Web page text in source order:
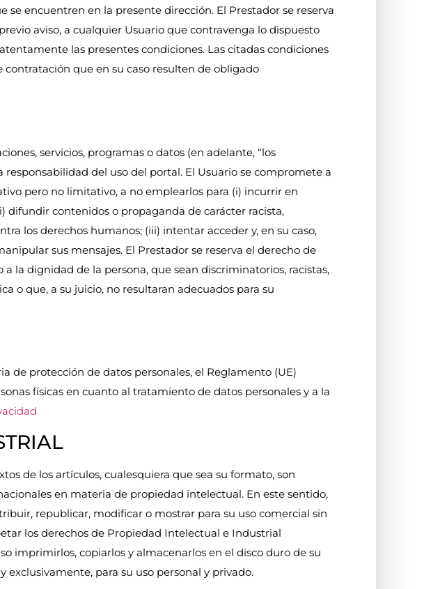
se encuentren en la presente dirección. El Prestador se reserva
aviso, a cualquier Usuario que contravenga lo dispuesto
las presentes condiciones. Las citadas condiciones
que en su caso resulten de obligado
servicios, programas o datos (en adelante, “los
del uso del portal. El Usuario se compromete a
pero no limitativo, a no emplearlos para (i) incurrir en
difundir contenidos o propaganda de carácter racista,
los derechos humanos; (iii) intentar acceder y, en su caso,
sus mensajes. El Prestador se reserva el derecho de
la dignidad de la persona, que sean discriminatorios, racistas,
o que, a su juicio, no resultaran adecuados para su
de protección de datos personales, el Reglamento (UE)
físicas en cuanto al tratamiento de datos personales y a la
de los artículos, cualesquiera que sea su formato, son
en materia de propiedad intelectual. En este sentido,
republicar, modificar o mostrar para su uso comercial sin
los derechos de Propiedad Intelectual e Industrial
imprimirlos, copiarlos y almacenarlos en el disco duro de su
para su uso personal y privado.